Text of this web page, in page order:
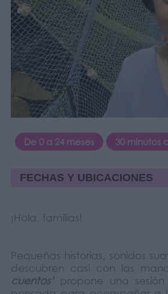
De 0 a 24 meses 30 minutos
FECHAS Y UBICACIONES
¡Hola, familias!
Pequeñas historias, sonidos
descubren casi con las
cuentos’propone una